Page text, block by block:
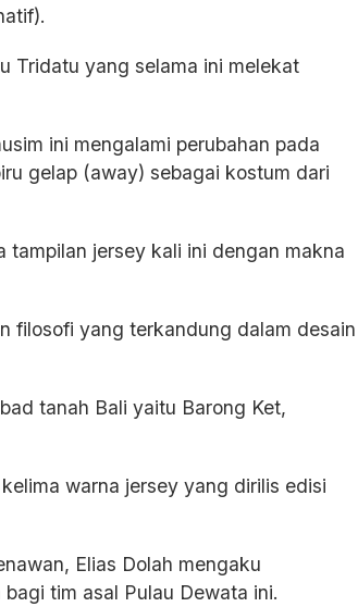
Tridatu yang selama ini melekat
ini mengalami perubahan pada
gelap (away) sebagai kostum dari
tampilan jersey kali ini dengan makna
filosofi yang terkandung dalam desain
tanah Bali yaitu Barong Ket,
warna jersey yang dirilis edisi
Elias Dolah mengaku
tim asal Pulau Dewata ini.